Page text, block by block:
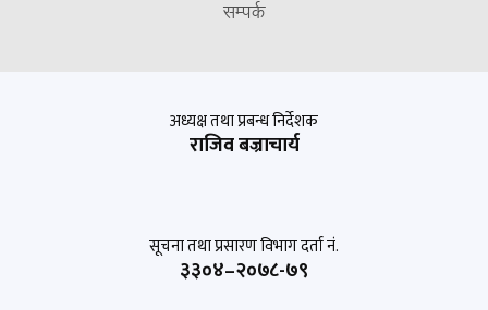
सम्पर्क
अध्यक्ष तथा प्रबन्ध निर्देशक
राजिव बज्राचार्य
सूचना तथा प्रसारण विभाग दर्ता नं.
३३०४–२०७८-७९